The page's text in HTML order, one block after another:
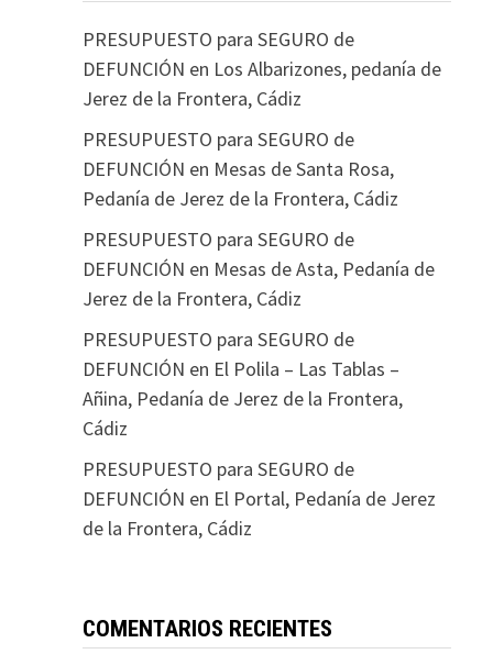
PRESUPUESTO para SEGURO de
DEFUNCIÓN en Los Albarizones, pedanía de
Jerez de la Frontera, Cádiz
PRESUPUESTO para SEGURO de
DEFUNCIÓN en Mesas de Santa Rosa,
Pedanía de Jerez de la Frontera, Cádiz
PRESUPUESTO para SEGURO de
DEFUNCIÓN en Mesas de Asta, Pedanía de
Jerez de la Frontera, Cádiz
PRESUPUESTO para SEGURO de
DEFUNCIÓN en El Polila – Las Tablas –
Añina, Pedanía de Jerez de la Frontera,
Cádiz
PRESUPUESTO para SEGURO de
DEFUNCIÓN en El Portal, Pedanía de Jerez
de la Frontera, Cádiz
COMENTARIOS RECIENTES